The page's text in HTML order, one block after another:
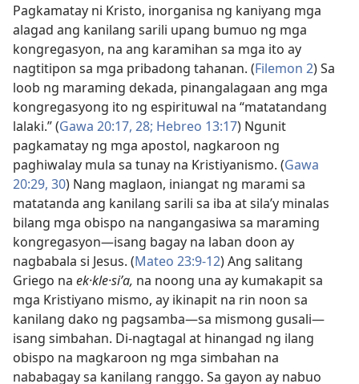
Pagkamatay ni Kristo, inorganisa ng kaniyang mga
alagad ang kanilang sarili upang bumuo ng mga
kongregasyon, na ang karamihan sa mga ito ay
nagtitipon sa mga pribadong tahanan. (Filemon 2) Sa
loob ng maraming dekada, pinangalagaan ang mga
kongregasyong ito ng espirituwal na “matatandang
lalaki.” (Gawa 20:17, 28; Hebreo 13:17) Ngunit
pagkamatay ng mga apostol, nagkaroon ng
paghiwalay mula sa tunay na Kristiyanismo. (Gawa
20:29, 30) Nang maglaon, iniangat ng marami sa
matatanda ang kanilang sarili sa iba at sila’y minalas
bilang mga obispo na nangangasiwa sa maraming
kongregasyon​—isang bagay na laban doon ay
nagbabala si Jesus. (Mateo 23:9-12) Ang salitang
Griego na ek·kle·siʹa, na noong una ay kumakapit sa
mga Kristiyano mismo, ay ikinapit na rin noon sa
kanilang dako ng pagsamba​—sa mismong gusali​—
isang simbahan. Di-nagtagal at hinangad ng ilang
obispo na magkaroon ng mga simbahan na
nababagay sa kanilang ranggo. Sa gayon ay nabuo